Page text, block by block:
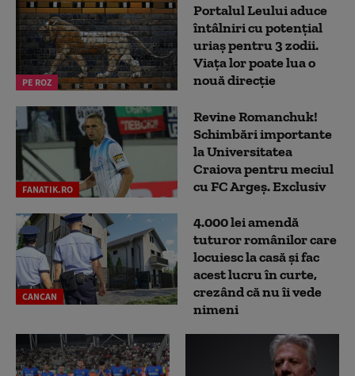
PE ROZ
Portalul Leului aduce
întâlniri cu potențial
uriaș pentru 3 zodii.
Viața lor poate lua o
nouă direcție
FANATIK.RO
Revine Romanchuk!
Schimbări importante
la Universitatea
Craiova pentru meciul
cu FC Argeş. Exclusiv
CANCAN
4.000 lei amendă
tuturor românilor care
locuiesc la casă și fac
acest lucru în curte,
crezând că nu îi vede
nimeni